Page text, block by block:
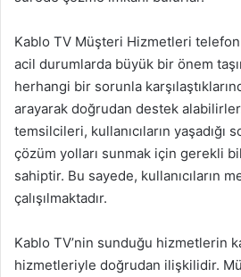
Kablo TV Müşteri Hizmetleri
acil durumlarda büyük bir önem
herhangi bir sorunla
arayarak doğrudan destek
temsilcileri, kullanıcıların yaşadığı
çözüm yolları sunmak için gerekli
sahiptir. Bu sayede, kullanıcıların
çalışılmaktadır.
Kablo TV’nin sunduğu hizmetlerin
hizmetleriyle doğrudan ilişkilidir.